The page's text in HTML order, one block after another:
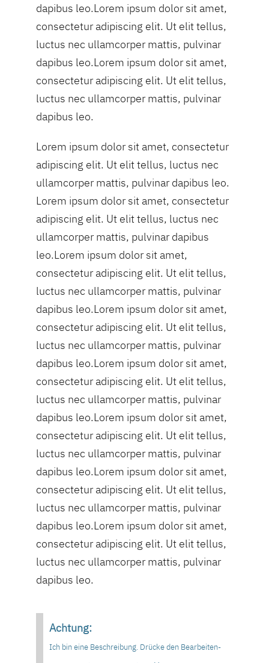
dapibus leo.Lorem ipsum dolor sit amet,
consectetur adipiscing elit. Ut elit tellus,
luctus nec ullamcorper mattis, pulvinar
dapibus leo.Lorem ipsum dolor sit amet,
consectetur adipiscing elit. Ut elit tellus,
luctus nec ullamcorper mattis, pulvinar
dapibus leo.
Lorem ipsum dolor sit amet, consectetur
adipiscing elit. Ut elit tellus, luctus nec
ullamcorper mattis, pulvinar dapibus leo.
Lorem ipsum dolor sit amet, consectetur
adipiscing elit. Ut elit tellus, luctus nec
ullamcorper mattis, pulvinar dapibus
leo.Lorem ipsum dolor sit amet,
consectetur adipiscing elit. Ut elit tellus,
luctus nec ullamcorper mattis, pulvinar
dapibus leo.Lorem ipsum dolor sit amet,
consectetur adipiscing elit. Ut elit tellus,
luctus nec ullamcorper mattis, pulvinar
dapibus leo.Lorem ipsum dolor sit amet,
consectetur adipiscing elit. Ut elit tellus,
luctus nec ullamcorper mattis, pulvinar
dapibus leo.Lorem ipsum dolor sit amet,
consectetur adipiscing elit. Ut elit tellus,
luctus nec ullamcorper mattis, pulvinar
dapibus leo.Lorem ipsum dolor sit amet,
consectetur adipiscing elit. Ut elit tellus,
luctus nec ullamcorper mattis, pulvinar
dapibus leo.Lorem ipsum dolor sit amet,
consectetur adipiscing elit. Ut elit tellus,
luctus nec ullamcorper mattis, pulvinar
dapibus leo.
Achtung:
Ich bin eine Beschreibung. Drücke den Bearbeiten-